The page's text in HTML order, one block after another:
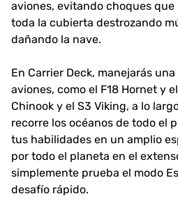
aviones, evitando choques
toda la cubierta destrozando
dañando la nave.
En Carrier Deck, manejarás
aviones, como el F18 Hornet y
Chinook y el S3 Viking, a lo
recorre los océanos de todo el
tus habilidades en un amplio
por todo el planeta en el
simplemente prueba el modo
desafío rápido.